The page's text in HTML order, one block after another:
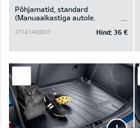
Põhjamatid, standard
(Manuaalkastiga autole.
J7141ADE01 Hind: 36 €